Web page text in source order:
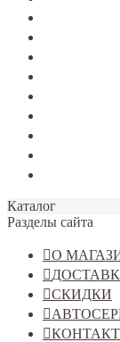
Каталог
Разделы сайта
О
СКИДКИ